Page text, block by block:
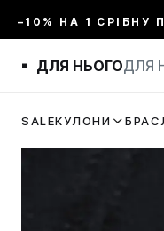
–10% НА 1 СРІБНУ
ДЛЯ НЬОГОДЛЯ
SALEКУЛОНИ